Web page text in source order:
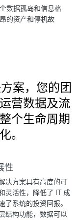
数据孤岛和信息格
的资产和停机故
案，您的团
营数据及流
个生命周期
。
性
决方案具有高度的可
灵活性，降低了 IT 成
了系统的投资回报。
结构功能，数据可以